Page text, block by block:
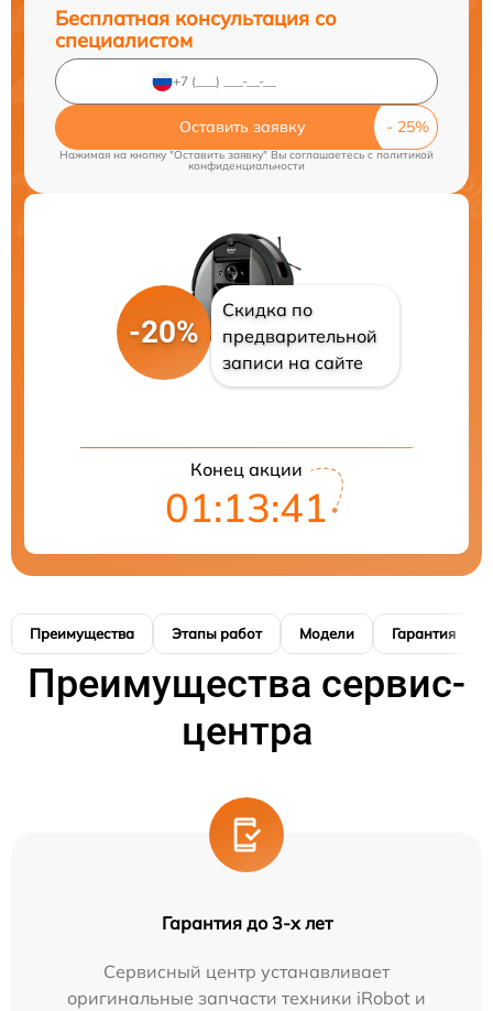
Бесплатная консультация со
специалистом
Оставить заявку
Нажимая на кнопку "Оставить заявку" Вы соглашаетесь cполитикой
конфиденциальности
-20%
Скидка по
предварительной
записи на сайте
Конец акции
01:13:40
Преимущества Этапы работ Модели Гарантия
Преимущества сервис-
центра
Гарантия до 3-х лет
Сервисный центр устанавливает
оригинальные запчасти техники iRobot и